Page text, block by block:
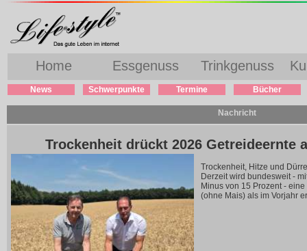
Home Essgenuss Trinkgenuss
News Schwerpunkte Termine Bücher
Nachricht
Trockenheit drückt 2026 Getreideernte
Trockenheit, Hitze und
Derzeit wird bundesweit -
Minus von 15 Prozent -
(ohne Mais) als im Vorjahr